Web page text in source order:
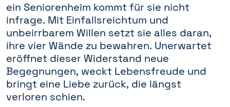
ein Seniorenheim kommt für sie nicht
infrage. Mit Einfallsreichtum und
unbeirrbarem Willen setzt sie alles daran,
ihre vier Wände zu bewahren. Unerwartet
eröffnet dieser Widerstand neue
Begegnungen, weckt Lebensfreude und
bringt eine Liebe zurück, die längst
verloren schien.